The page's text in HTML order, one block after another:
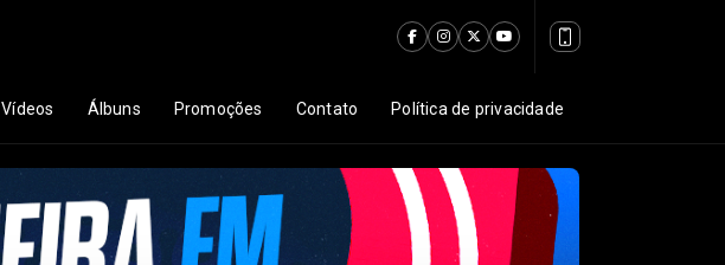
Vídeos Álbuns Promoções Contato Política de privacidade